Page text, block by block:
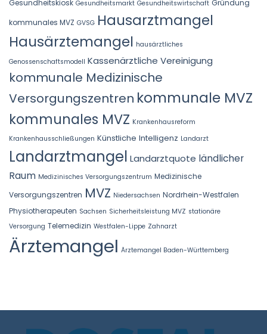
Gesundheitskiosk Gesundheitsmarkt Gesundheitswirtschaft Gründung
kommunales MVZ GVSG Hausarztmangel
Hausärztemangel hausärztliches
Genossenschaftsmodell Kassenärztliche Vereinigung
kommunale Medizinische
Versorgungszentren kommunale MVZ
kommunales MVZ Krankenhausreform
Krankenhausschließungen Künstliche Intelligenz Landarzt
Landarztmangel Landarztquote ländlicher
Raum Medizinisches Versorgungszentrum Medizinische
Versorgungszentren MVZ Niedersachsen Nordrhein-Westfalen
Physiotherapeuten Sachsen Sicherheitsleistung MVZ stationäre
Versorgung Telemedizin Westfalen-Lippe Zahnarzt
Ärztemangel Ärztemangel Baden-Württemberg